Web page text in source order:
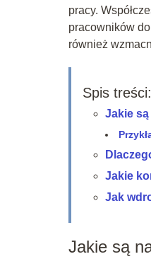
pracy.
pracowników
również
Spis treści:
Jakie
Jakie
Jak
Jakie są